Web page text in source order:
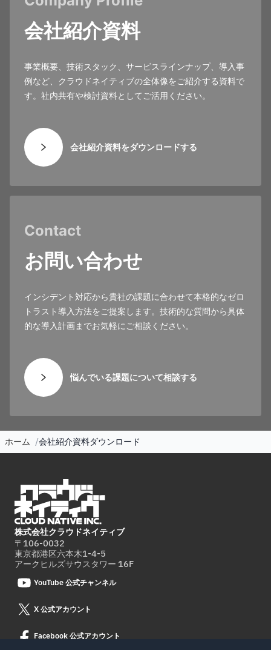
会社紹介資料
事業概要、技術スタック、サービスラインナップ、導入事
例など、クラウドネイティブの全体像をご紹介する資料で
す。社内共有や検討資料としてご活用ください。
会社紹介資料をダウンロードする
Contact
お問い合わせ
インシデント対応から貴社の課題に合わせて本格的なゼロ
トラスト導入方法をご提案します。技術的な質問から具体
的な導入計画までお気軽にご相談ください。
悩んでいる課題について相談する
ホーム 会社紹介資料ダウンロード
株式会社クラウドネイティブ
〒106-0032
東京都港区六本木1-4-5
アークヒルズサウスタワー 16F
YouTube 公式チャンネル
X 公式アカウント
Facebook 公式アカウント